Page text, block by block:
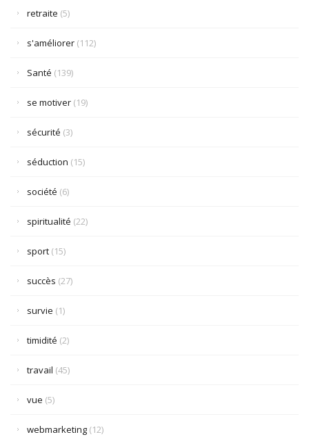
retraite (5)
s'améliorer (112)
Santé (139)
se motiver (19)
sécurité (3)
séduction (15)
société (6)
spiritualité (22)
sport (15)
succès (27)
survie (1)
timidité (2)
travail (45)
vue (5)
webmarketing (12)